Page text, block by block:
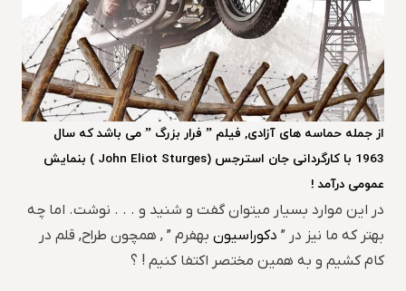
از جمله حماسه های آزادی, فیلم ” فرار بزرگ ” می باشد که سال
1963 با کارگردانی جان استرجس (John Eliot Sturges ) بنمایش
عمومی درآمد !
در این موارد بسیار میتوان گفت و شنید و . . . نوشت. اما چه
بهتر که ما نیز در ” دکوراسیون بهفرم ” , همچون طراح, قلم در
کام کشیم و به همین مختصر اکتفا کنیم ! ؟